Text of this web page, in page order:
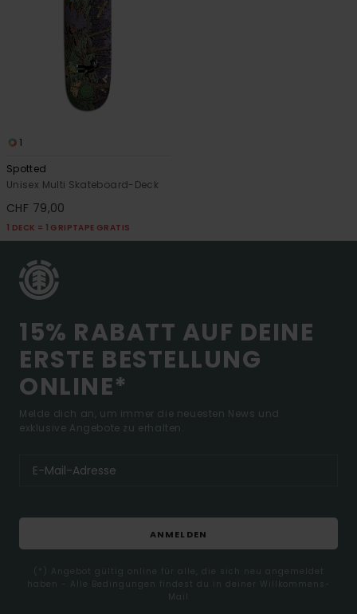
1
Spotted
Unisex Multi Skateboard-Deck
CHF 79,00
1 DECK = 1 GRIPTAPE GRATIS
15% RABATT AUF DEINE
ERSTE BESTELLUNG
ONLINE*
Melde dich an, um immer die neuesten News und
exklusive Angebote zu erhalten.
ANMELDEN
(*) Angebot gültig online für alle, die sich neu angemeldet
haben - Alle Bedingungen findest du in deiner Willkommens-
Mail